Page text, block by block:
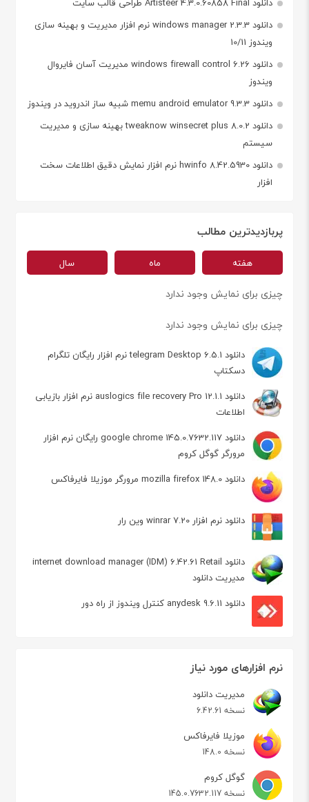
دانلود windows manager 2.3.3 نرم افزار مدیریت و بهینه سازی
ویندوز 10/11
دانلود windows firewall control 6.26 مدیریت آسان فایروال
ویندوز
دانلود memu android emulator 9.3.3 شبیه ساز اندروید در ویندوز
دانلود tweaknow winsecret plus 8.0.2 بهینه سازی و مدیریت
سیستم
دانلود hwinfo 8.42.5930 نرم افزار نمایش دقیق اطلاعات سخت
افزار
پربازدیدترین مطالب
هفته ماه سال
چیزی برای نمایش وجود ندارد
چیزی برای نمایش وجود ندارد
دانلود telegram Desktop 6.5.1 نرم افزار رایگان تلگرام
دسکتاپ
دانلود auslogics file recovery Pro 12.1.1 نرم افزار بازیابی
اطلاعات
دانلود google chrome 145.0.7632.117 رایگان نرم افزار
مرورگر گوگل کروم
دانلود mozilla firefox 148.0 مرورگر موزیلا فایرفاکس
دانلود نرم افزار winrar 7.20 وین رار
دانلود internet download manager (IDM) 6.42.61 Retail
مدیریت دانلود
دانلود anydesk 9.6.11 کنترل ویندوز از راه دور
نرم افزارهای مورد نیاز
مدیریت دانلود
نسخه 6.42.61
موزیلا فایرفاکس
نسخه 148.0
گوگل کروم
نسخه 145.0.7632.117